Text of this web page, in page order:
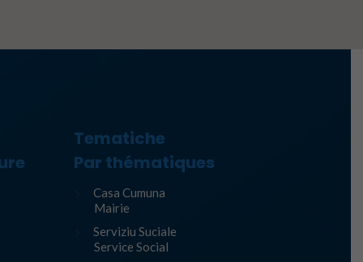
Tematiche
Par thématiques
Casa Cumuna
Mairie
Serviziu Suciale
Service Social